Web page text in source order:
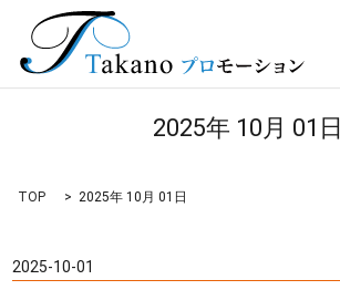
2025年 10月 01日
TOP 2025年 10月 01日
2025-10-01